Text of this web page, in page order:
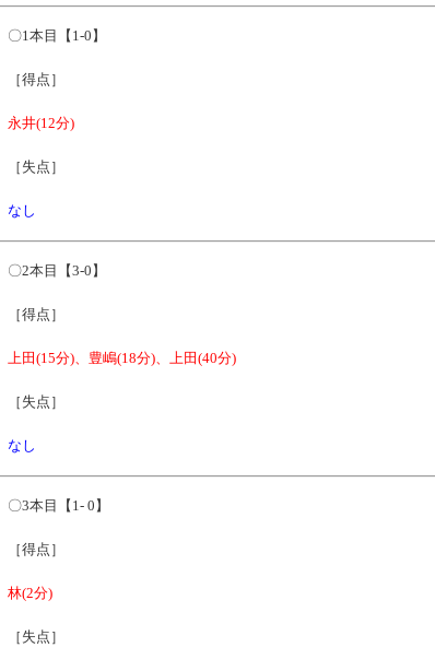
〇1本目【1-0】
［得点］
永井(12分)
［失点］
なし
〇2本目【3-0】
［得点］
上田(15分)、豊嶋(18分)、上田(40分)
［失点］
なし
〇3本目【1- 0】
［得点］
林(2分)
［失点］